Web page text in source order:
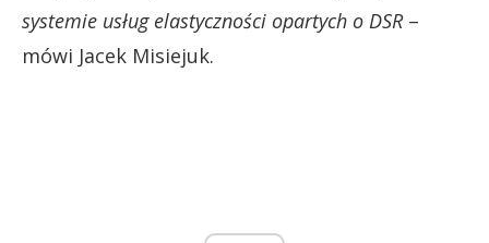
systemie usług elastyczności opartych o DSR–
mówi Jacek Misiejuk.